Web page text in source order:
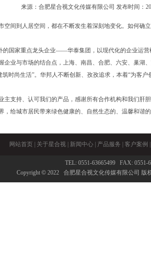
来源：合肥星合视文化传媒有限公司 发布时间：
间到人居空间，都在不断发生着深刻地变化。如何确
国家重点龙头企业——华泰集团，以现代化的企业运营
企业与市场的结合点，上海、南昌、合肥、六安、巢
筑时尚生活”。华邦人不断创新、孜孜追求，本着“为客
持、认可我们的产品，感谢所有合作机构和我们肝
给城市居民带来绿色健康的、自然生态的、温馨和谐
网站首页 关于星合视 新闻中心 产品服务 客户案例
TEL: 0551-63665499 FAX: 0551-
Copyright © 2022 合肥星合视文化传媒有限公司 版